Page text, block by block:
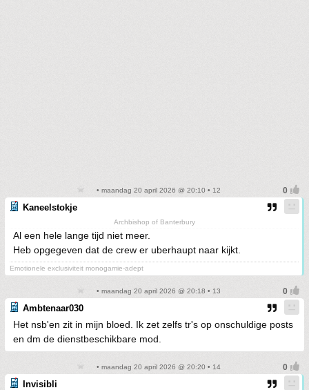
• maandag 20 april 2026 @ 20:10 • 12
Kaneelstokje
Archbishop of Banterbury
Al een hele lange tijd niet meer.
Heb opgegeven dat de crew er uberhaupt naar kijkt.
Emotionele exclusiviteit monogamie-adept
• maandag 20 april 2026 @ 20:18 • 13
Ambtenaar030
Het nsb'en zit in mijn bloed. Ik zet zelfs tr's op onschuldige posts
en dm de dienstbeschikbare mod.
• maandag 20 april 2026 @ 20:20 • 14
Invisibli